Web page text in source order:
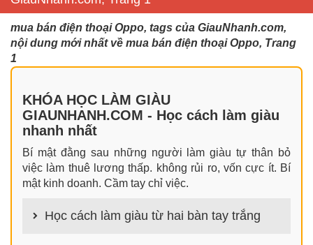
mua bán điện thoại Oppo, tags của GiauNhanh.com,
nội dung mới nhất về mua bán điện thoại Oppo, Trang
1
KHÓA HỌC LÀM GIÀU
GIAUNHANH.COM - Học cách làm giàu
nhanh nhất
Bí mật đằng sau những người làm giàu tự thân bỏ
việc làm thuê lương thấp. không rủi ro, vốn cực ít. Bí
mật kinh doanh. Cầm tay chỉ việc.
Học cách làm giàu từ hai bàn tay trắng